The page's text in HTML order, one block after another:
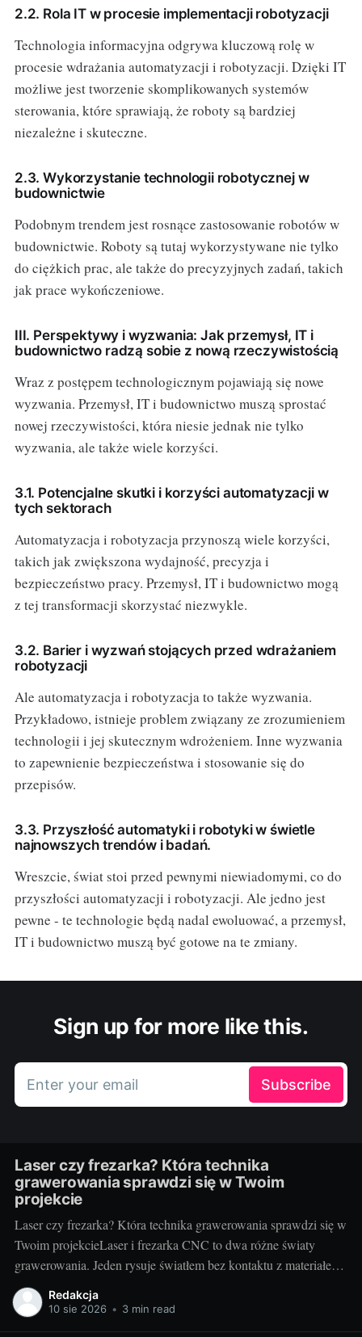
2.2. Rola IT w procesie implementacji robotyzacji
Technologia informacyjna odgrywa kluczową rolę w
procesie wdrażania automatyzacji i robotyzacji. Dzięki IT
możliwe jest tworzenie skomplikowanych systemów
sterowania, które sprawiają, że roboty są bardziej
niezależne i skuteczne.
2.3. Wykorzystanie technologii robotycznej w
budownictwie
Podobnym trendem jest rosnące zastosowanie robotów w
budownictwie. Roboty są tutaj wykorzystywane nie tylko
do ciężkich prac, ale także do precyzyjnych zadań, takich
jak prace wykończeniowe.
III. Perspektywy i wyzwania: Jak przemysł, IT i
budownictwo radzą sobie z nową rzeczywistością
Wraz z postępem technologicznym pojawiają się nowe
wyzwania. Przemysł, IT i budownictwo muszą sprostać
nowej rzeczywistości, która niesie jednak nie tylko
wyzwania, ale także wiele korzyści.
3.1. Potencjalne skutki i korzyści automatyzacji w
tych sektorach
Automatyzacja i robotyzacja przynoszą wiele korzyści,
takich jak zwiększona wydajność, precyzja i
bezpieczeństwo pracy. Przemysł, IT i budownictwo mogą
z tej transformacji skorzystać niezwykle.
3.2. Barier i wyzwań stojących przed wdrażaniem
robotyzacji
Ale automatyzacja i robotyzacja to także wyzwania.
Przykładowo, istnieje problem związany ze zrozumieniem
technologii i jej skutecznym wdrożeniem. Inne wyzwania
to zapewnienie bezpieczeństwa i stosowanie się do
przepisów.
3.3. Przyszłość automatyki i robotyki w świetle
najnowszych trendów i badań.
Wreszcie, świat stoi przed pewnymi niewiadomymi, co do
przyszłości automatyzacji i robotyzacji. Ale jedno jest
pewne - te technologie będą nadal ewoluować, a przemysł,
IT i budownictwo muszą być gotowe na te zmiany.
Sign up for more like this.
Enter your email Subscribe
Laser czy frezarka? Która technika
grawerowania sprawdzi się w Twoim
projekcie
Laser czy frezarka? Która technika grawerowania sprawdzi się w
Twoim projekcieLaser i frezarka CNC to dwa różne światy
grawerowania. Jeden rysuje światłem bez kontaktu z materiałem,
drugi rzeźbi mechanicznie, pozostawiając wyczuwalną w dotyku
fakturę. Wybór technologii wpływa na estetykę, trwałość
Redakcja
10 sie 2026 • 3 min read